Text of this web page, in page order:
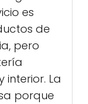
es
de
pero
interior. La
porque